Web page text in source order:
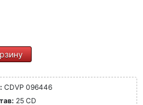
CDVP 096446
25 CD